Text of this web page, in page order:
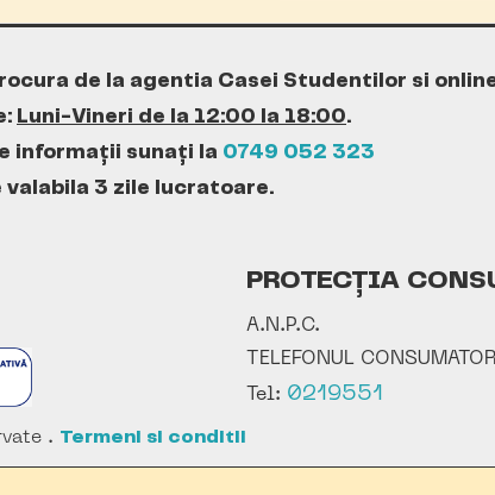
de la agentia Casei Studentilor si
Luni-Vineri de la 12:00 la 18:00.
informații sunați la 0749 052 323
valabila 3 zile lucratoare.
PROTECȚIA
A.N.P.C.
TELEFONUL
Tel: 0219551
. Termeni si conditii